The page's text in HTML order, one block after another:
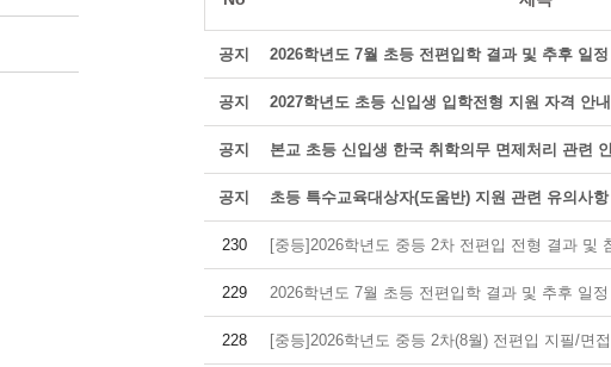
공지 2026학년도 7월 초등 전편입학 결과 및 추후 일정
공지 2027학년도 초등 신입생 입학전형 지원 자격 안내
공지 본교 초등 신입생 한국 취학의무 면제처리 관련
공지 초등 특수교육대상자(도움반) 지원 관련 유의사항
230 [중등]2026학년도 중등 2차 전편입 전형 결과 및
229 2026학년도 7월 초등 전편입학 결과 및 추후 일정
228 [중등]2026학년도 중등 2차(8월) 전편입 지필/면